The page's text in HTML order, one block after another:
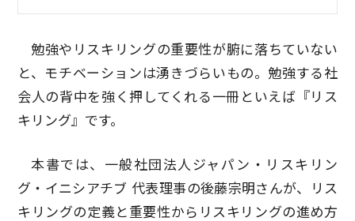
勉強やリスキリングの重要性が腑に落ちていない
と、モチベーションは湧きづらいもの。勉強する社
会人の背中を強く押してくれる一冊といえば『リス
キリング』です。
本書では、一般社団法人ジャパン・リスキリン
グ・イニシアチブ 代表理事の後藤宗明さんが、リス
キリングの定義と重要性からリスキリングの進め方